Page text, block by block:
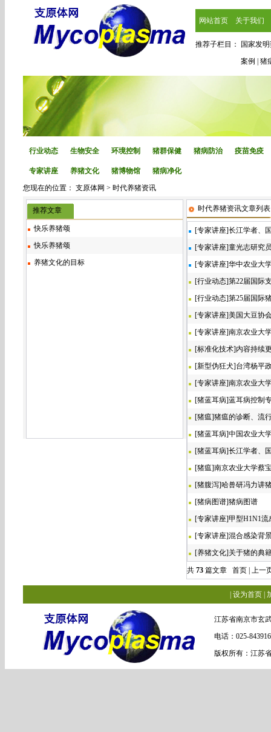
网站首页 关于我们
推荐子栏目：
国家发
案例
猪
行业动态 生物安全 环境控制 猪群保健 猪病防治 疫苗免疫
专家讲座 养猪文化 猪博物馆
猪病净化
您现在的位置： 支原体网 > 时代养猪资讯
推荐文章
快乐养猪颂
快乐养猪颂
养猪文化的目标
时代养猪资讯文章列表
[专家讲座]长江学者、
[专家讲座]童光志研究
[专家讲座]华中农业大
[行业动态]第22届国际
[行业动态]第25届国际
[专家讲座]美国大豆协
[专家讲座]南京农业大
[标准化技术]内容持续
[新型伪狂犬]台湾杨平
[专家讲座]南京农业大
[猪蓝耳病]蓝耳病控制
[猪瘟]猪瘟的诊断、流
[猪蓝耳病]中国农业大
[猪蓝耳病]长江学者、
[猪瘟]南京农业大学蔡
[猪腹泻]哈兽研冯力讲
[猪病图谱]猪病图谱
[专家讲座]甲型H1N1流
[专家讲座]混合感染背
[养猪文化]关于猪的典
共 73 篇文章 首页 | 上一
设为首页|
江苏省南京市玄
电话：025-
版权所有：江苏